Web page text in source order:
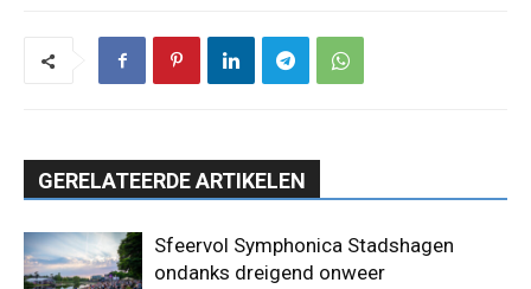
GERELATEERDE ARTIKELEN
Sfeervol Symphonica Stadshagen
ondanks dreigend onweer